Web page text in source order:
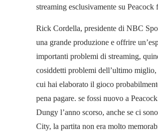
streaming esclusivamente su
Rick Cordella, presidente di NBC
una grande produzione e offrire
importanti problemi di streaming,
cosiddetti problemi dell’ultimo
cui hai elaborato il gioco
pena pagare. se fossi nuovo a
Dungy l’anno scorso, anche se ci
City, la partita non era molto